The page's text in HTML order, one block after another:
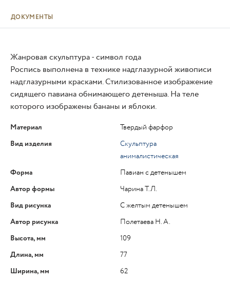
ДОКУМЕНТЫ
Жанровая скульптура - символ года
Роспись выполнена в технике надглазурной живописи
надглазурными красками. Стилизованное изображение
сидящего павиана обнимающего детеныша. На теле
которого изображены бананы и яблоки.
Материал
Твердый фарфор
Вид изделия
Скульптура
анималистическая
Форма
Павиан с детенышем
Автор формы
Чарина Т.Л.
Вид рисунка
С желтым детенышем
Автор рисунка
Полетаева Н. А.
Высота, мм
109
Длина, мм
77
Ширина, мм
62